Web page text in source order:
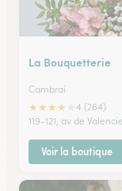
La Bouquetterie
Cambrai
★★★★
4 (264)
119-121, av de
Voir la boutique